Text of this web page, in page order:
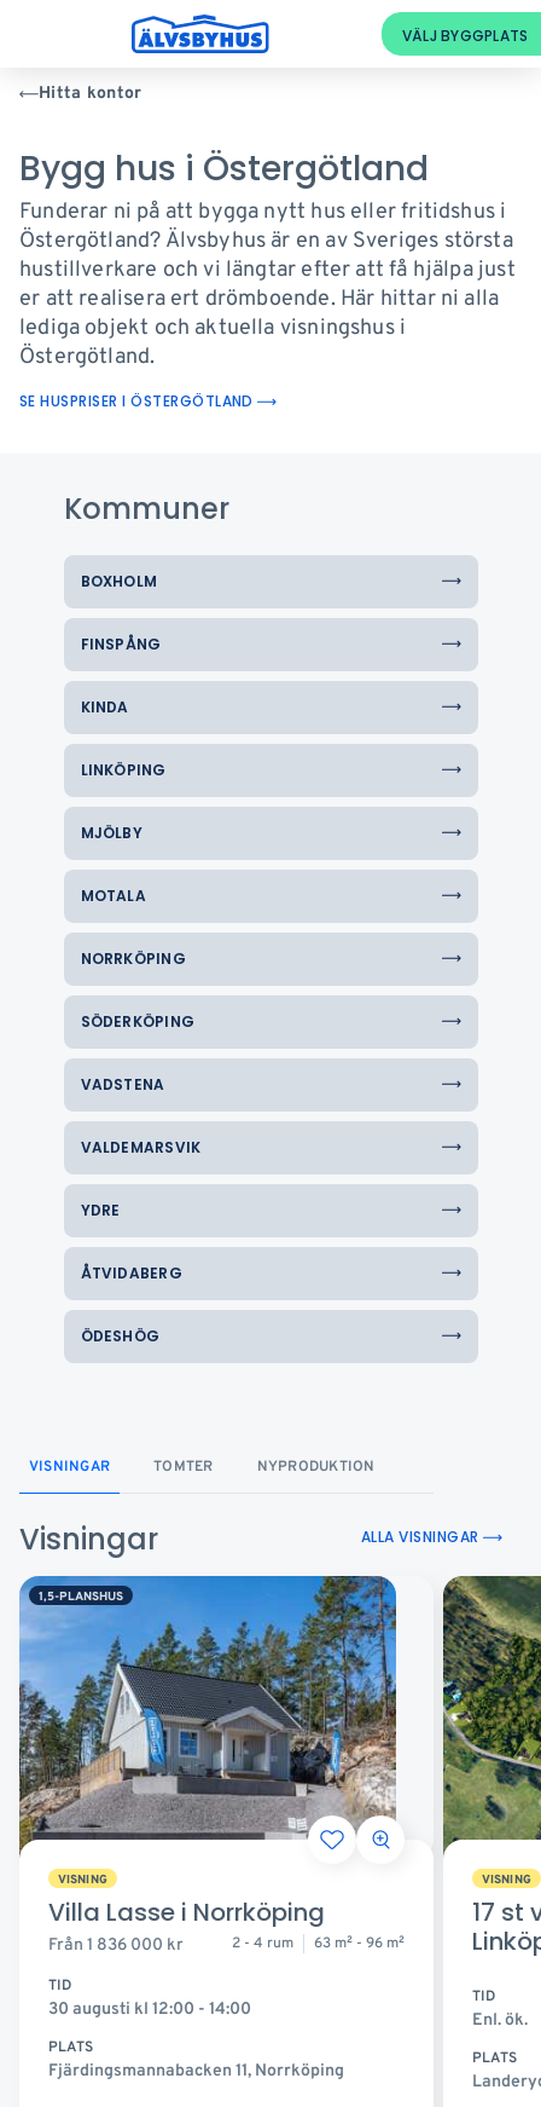
Hitta kontor
Bygg hus i Östergötland
Funderar ni på att bygga nytt hus eller fritidshus i
Östergötland? Älvsbyhus är en av Sveriges största
hustillverkare och vi längtar efter att få hjälpa just
er att realisera ert drömboende. Här hittar ni alla
lediga objekt och aktuella visningshus i
Östergötland.
SE HUSPRISER I ÖSTERGÖTLAND
Kommuner
BOXHOLM
FINSPÅNG
KINDA
LINKÖPING
MJÖLBY
MOTALA
NORRKÖPING
SÖDERKÖPING
VADSTENA
VALDEMARSVIK
YDRE
ÅTVIDABERG
ÖDESHÖG
VISNINGAR TOMTER NYPRODUKTION
Visningar ALLA VISNINGAR
1,5-PLANSHUS
VISNING
Villa Lasse i Norrköping
Från 1 836 000 kr 2 - 4 rum 63 m2 - 96 m2
TID
30 augusti kl 12:00 - 14:00
PLATS
Fjärdingsmannabacken 11, Norrköping
VISNING
17 st
TID
Enl. ök.
PLATS